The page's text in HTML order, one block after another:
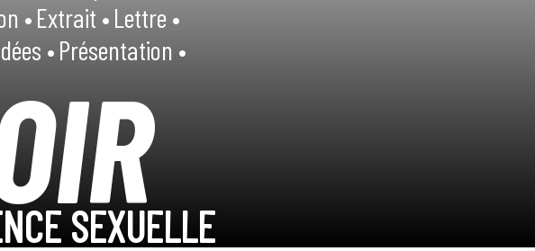
•Extrait •Lettre •
•Présentation •
SEXUELLE